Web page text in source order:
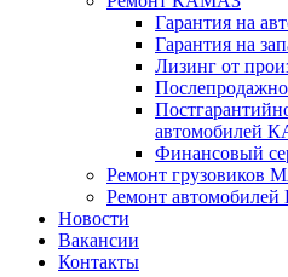
Гарантия на
Гарантия на
Лизинг от
автомобилей
Финансовый
Ремонт грузовиков
Ремонт
Новости
Вакансии
Контакты